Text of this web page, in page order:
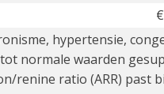
hypertensie,
normale waarden
renine ratio (ARR) past